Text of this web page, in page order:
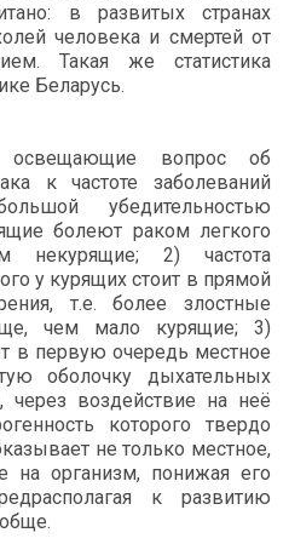
: в развитых
странах
человека и смертей от
. Такая же
статистика
Беларусь.
освещающие вопрос
об
к частоте
заболеваний
убедительностью
болеют раком легкого
некурящие; 2) частота
у курящих стоит в прямой
, т.е.более
злостные
, чем мало курящие; 3)
в первую очередь местное
оболочку
дыхательных
, через воздействие на неё
которого
твердо
не только местное,
на организм, понижая его
к
развитию
.